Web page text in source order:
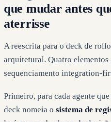
que mudar antes
aterrisse
A reescrita para o deck de
arquitetural. Quatro
sequenciamento integration-
Primeiro, para cada agente
deck nomeia o sistema de